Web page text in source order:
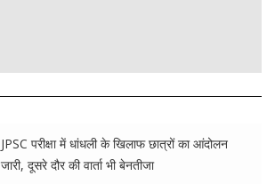
JPSC परीक्षा में धांधली के खिलाफ छात्रों का आंदोलन
जारी, दूसरे दौर की वार्ता भी बेनतीजा